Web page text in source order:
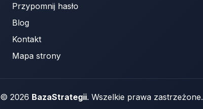
Przypomnij hasło
Blog
Kontakt
Mapa strony
© 2026 BazaStrategii. Wszelkie prawa zastrzeżone.